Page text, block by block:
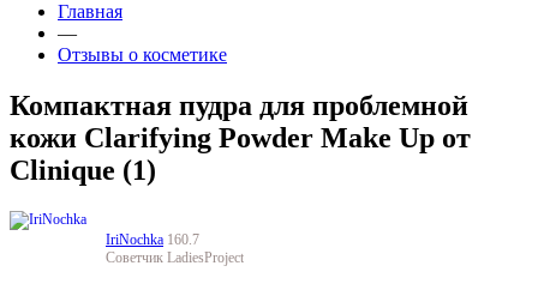
Главная
—
Отзывы о косметике
Компактная пудра для проблемной
кожи Clarifying Powder Make Up от
Clinique (1)
IriNochka 160.7
Советчик LadiesProject